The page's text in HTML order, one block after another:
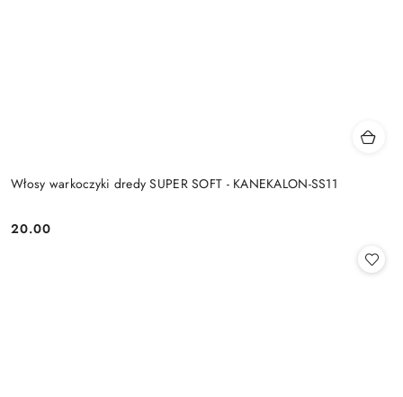
Włosy warkoczyki dredy SUPER SOFT - KANEKALON-SS11
Cena:
20.00